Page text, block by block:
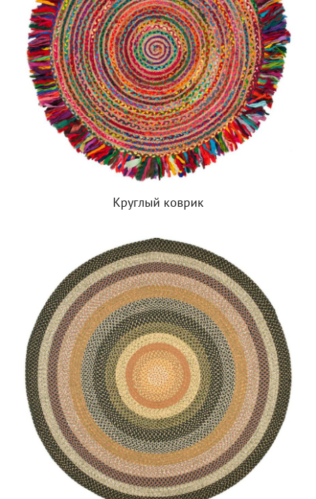
Круглый коврик